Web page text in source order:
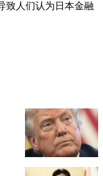
致人们认为日本金融